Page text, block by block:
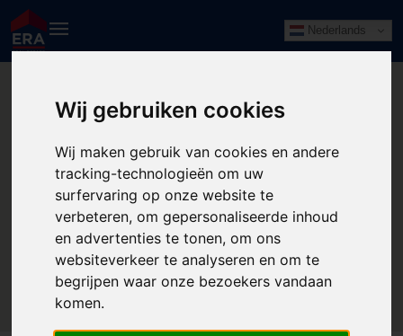
Wij gebruiken cookies
Wij maken gebruik van cookies en andere
tracking-technologieën om uw
surfervaring op onze website te
verbeteren, om gepersonaliseerde inhoud
en advertenties te tonen, om ons
websiteverkeer te analyseren en om te
begrijpen waar onze bezoekers vandaan
komen.
Nederlands